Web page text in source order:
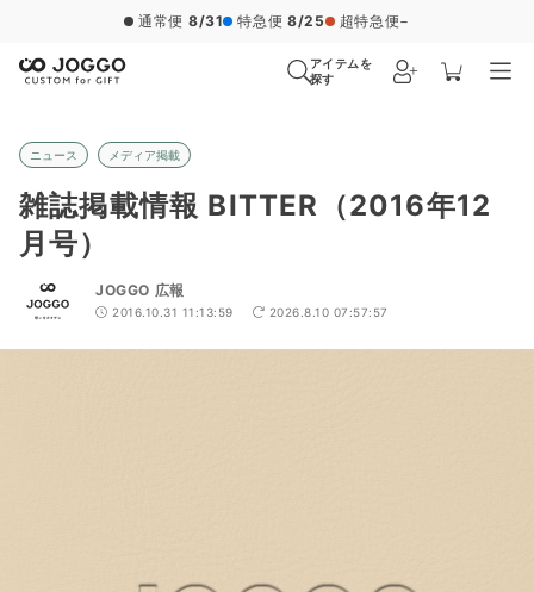
通常便 8/31 特急便 8/25 超特急便−
アイテムを
探す
ニュース メディア掲載
雑誌掲載情報 BITTER（2016年12
月号）
JOGGO 広報
2016.10.31 11:13:59 2026.8.10 07:57:57